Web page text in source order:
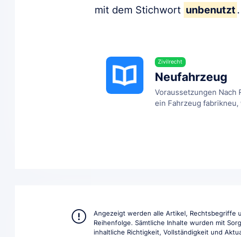
mit dem Stichwort unbenutzt.
Zivilrecht
Neufahrzeug
Voraussetzungen Nach
ein Fahrzeug fabrikneu,
Angezeigt werden alle Artikel, Rechtsbegriffe
Reihenfolge. Sämtliche Inhalte wurden mit
inhaltliche Richtigkeit, Vollständigkeit und